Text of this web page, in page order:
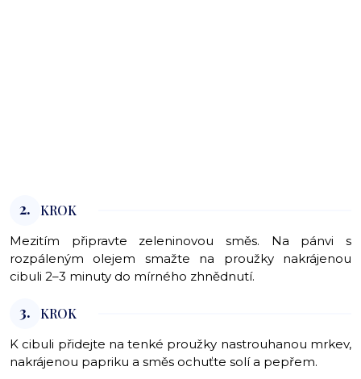
2. KROK
Mezitím připravte zeleninovou směs. Na pánvi s
rozpáleným olejem smažte na proužky nakrájenou
cibuli 2–3 minuty do mírného zhnědnutí.
3. KROK
K cibuli přidejte na tenké proužky nastrouhanou mrkev,
nakrájenou papriku a směs ochuťte solí a pepřem.